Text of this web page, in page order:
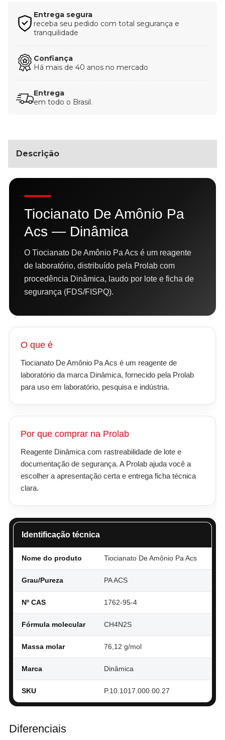
Entrega segura
receba seu pedido com total segurança e
tranquilidade
Confiança
Há mais de 40 anos no mercado
Entrega
em todo o Brasil.
Descrição
Tiocianato De Amônio Pa
Acs — Dinâmica
O Tiocianato De Amônio Pa Acs é um reagente
de laboratório, distribuído pela Prolab com
procedência Dinâmica, laudo por lote e ficha de
segurança (FDS/FISPQ).
O que é
Tiocianato De Amônio Pa Acs é um reagente de
laboratório da marca Dinâmica, fornecido pela Prolab
para uso em laboratório, pesquisa e indústria.
Por que comprar na Prolab
Reagente Dinâmica com rastreabilidade de lote e
documentação de segurança. A Prolab ajuda você a
escolher a apresentação certa e entrega ficha técnica
clara.
Identificação técnica
Nome do produto Tiocianato De Amônio Pa Acs
Grau/Pureza PA ACS
Nº CAS 1762-95-4
Fórmula molecular CH4N2S
Massa molar 76,12 g/mol
Marca Dinâmica
SKU P.10.1017.000.00.27
Diferenciais